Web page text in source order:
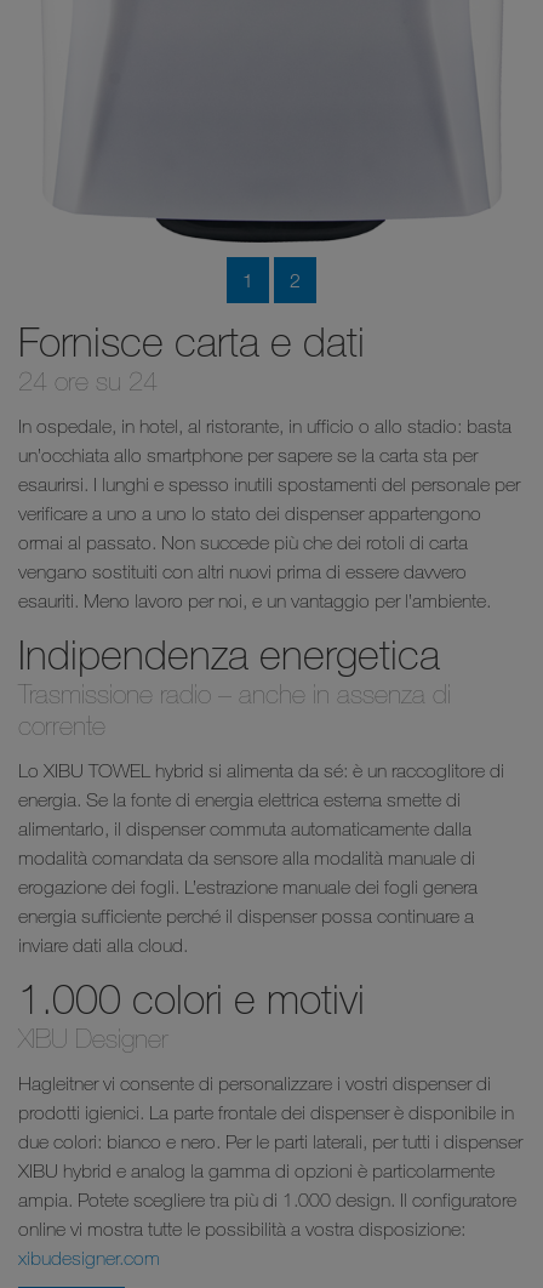
1 2
Fornisce carta e dati
24 ore su 24
In ospedale, in hotel, al ristorante, in ufficio o allo stadio: basta
un’occhiata allo smartphone per sapere se la carta sta per
esaurirsi. I lunghi e spesso inutili spostamenti del personale per
verificare a uno a uno lo stato dei dispenser appartengono
ormai al passato. Non succede più che dei rotoli di carta
vengano sostituiti con altri nuovi prima di essere davvero
esauriti. Meno lavoro per noi, e un vantaggio per l’ambiente.
Indipendenza energetica
Trasmissione radio – anche in assenza di
corrente
Lo XIBU TOWEL hybrid si alimenta da sé: è un raccoglitore di
energia. Se la fonte di energia elettrica esterna smette di
alimentarlo, il dispenser commuta automaticamente dalla
modalità comandata da sensore alla modalità manuale di
erogazione dei fogli. L’estrazione manuale dei fogli genera
energia sufficiente perché il dispenser possa continuare a
inviare dati alla cloud.
1.000 colori e motivi
XIBU Designer
Hagleitner vi consente di personalizzare i vostri dispenser di
prodotti igienici. La parte frontale dei dispenser è disponibile in
due colori: bianco e nero. Per le parti laterali, per tutti i dispenser
XIBU hybrid e analog la gamma di opzioni è particolarmente
ampia. Potete scegliere tra più di 1.000 design. Il configuratore
online vi mostra tutte le possibilità a vostra disposizione:
xibudesigner.com